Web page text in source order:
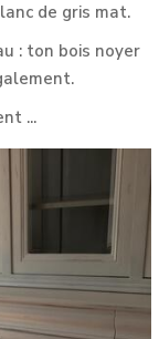
de gris mat.
: ton bois noyer
...